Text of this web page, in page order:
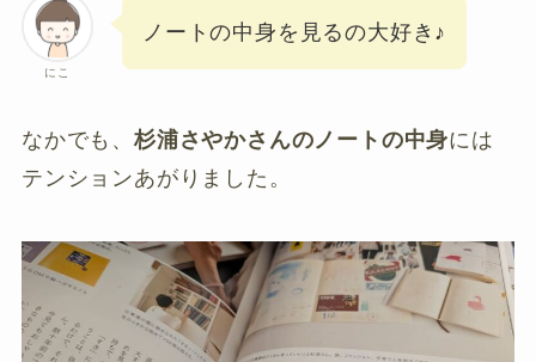
にこ
ノートの中身を見るの大好き♪
なかでも、杉浦さやかさんのノートの中身には
テンションあがりました。